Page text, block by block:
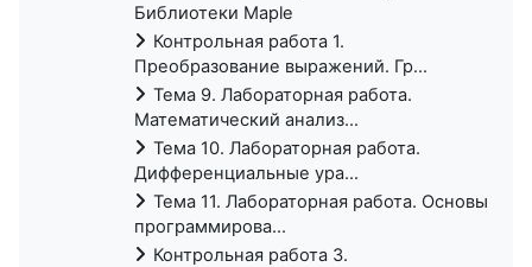
Библиотеки Maple
Контрольная работа 1.
Преобразование выражений. Гр...
Тема 9. Лабораторная работа.
Математический анализ...
Тема 10. Лабораторная работа.
Дифференциальные ура...
Тема 11. Лабораторная работа. Основы
программирова...
Контрольная работа 3.